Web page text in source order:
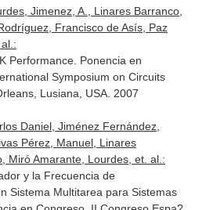
Jimenez, A., Linares Barranco,
Francisco de Asís, Paz
Performance. Ponencia en
Symposium on Circuits
Lusiana, USA. 2007
Daniel, Jiménez Fernández,
Pérez, Manuel, Linares
Miró Amarante, Lourdes, et. al.:
y la Frecuencia de
Sistema Multitarea para Sistemas